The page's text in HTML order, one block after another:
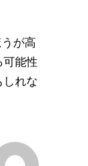
が高
可能性
しれな